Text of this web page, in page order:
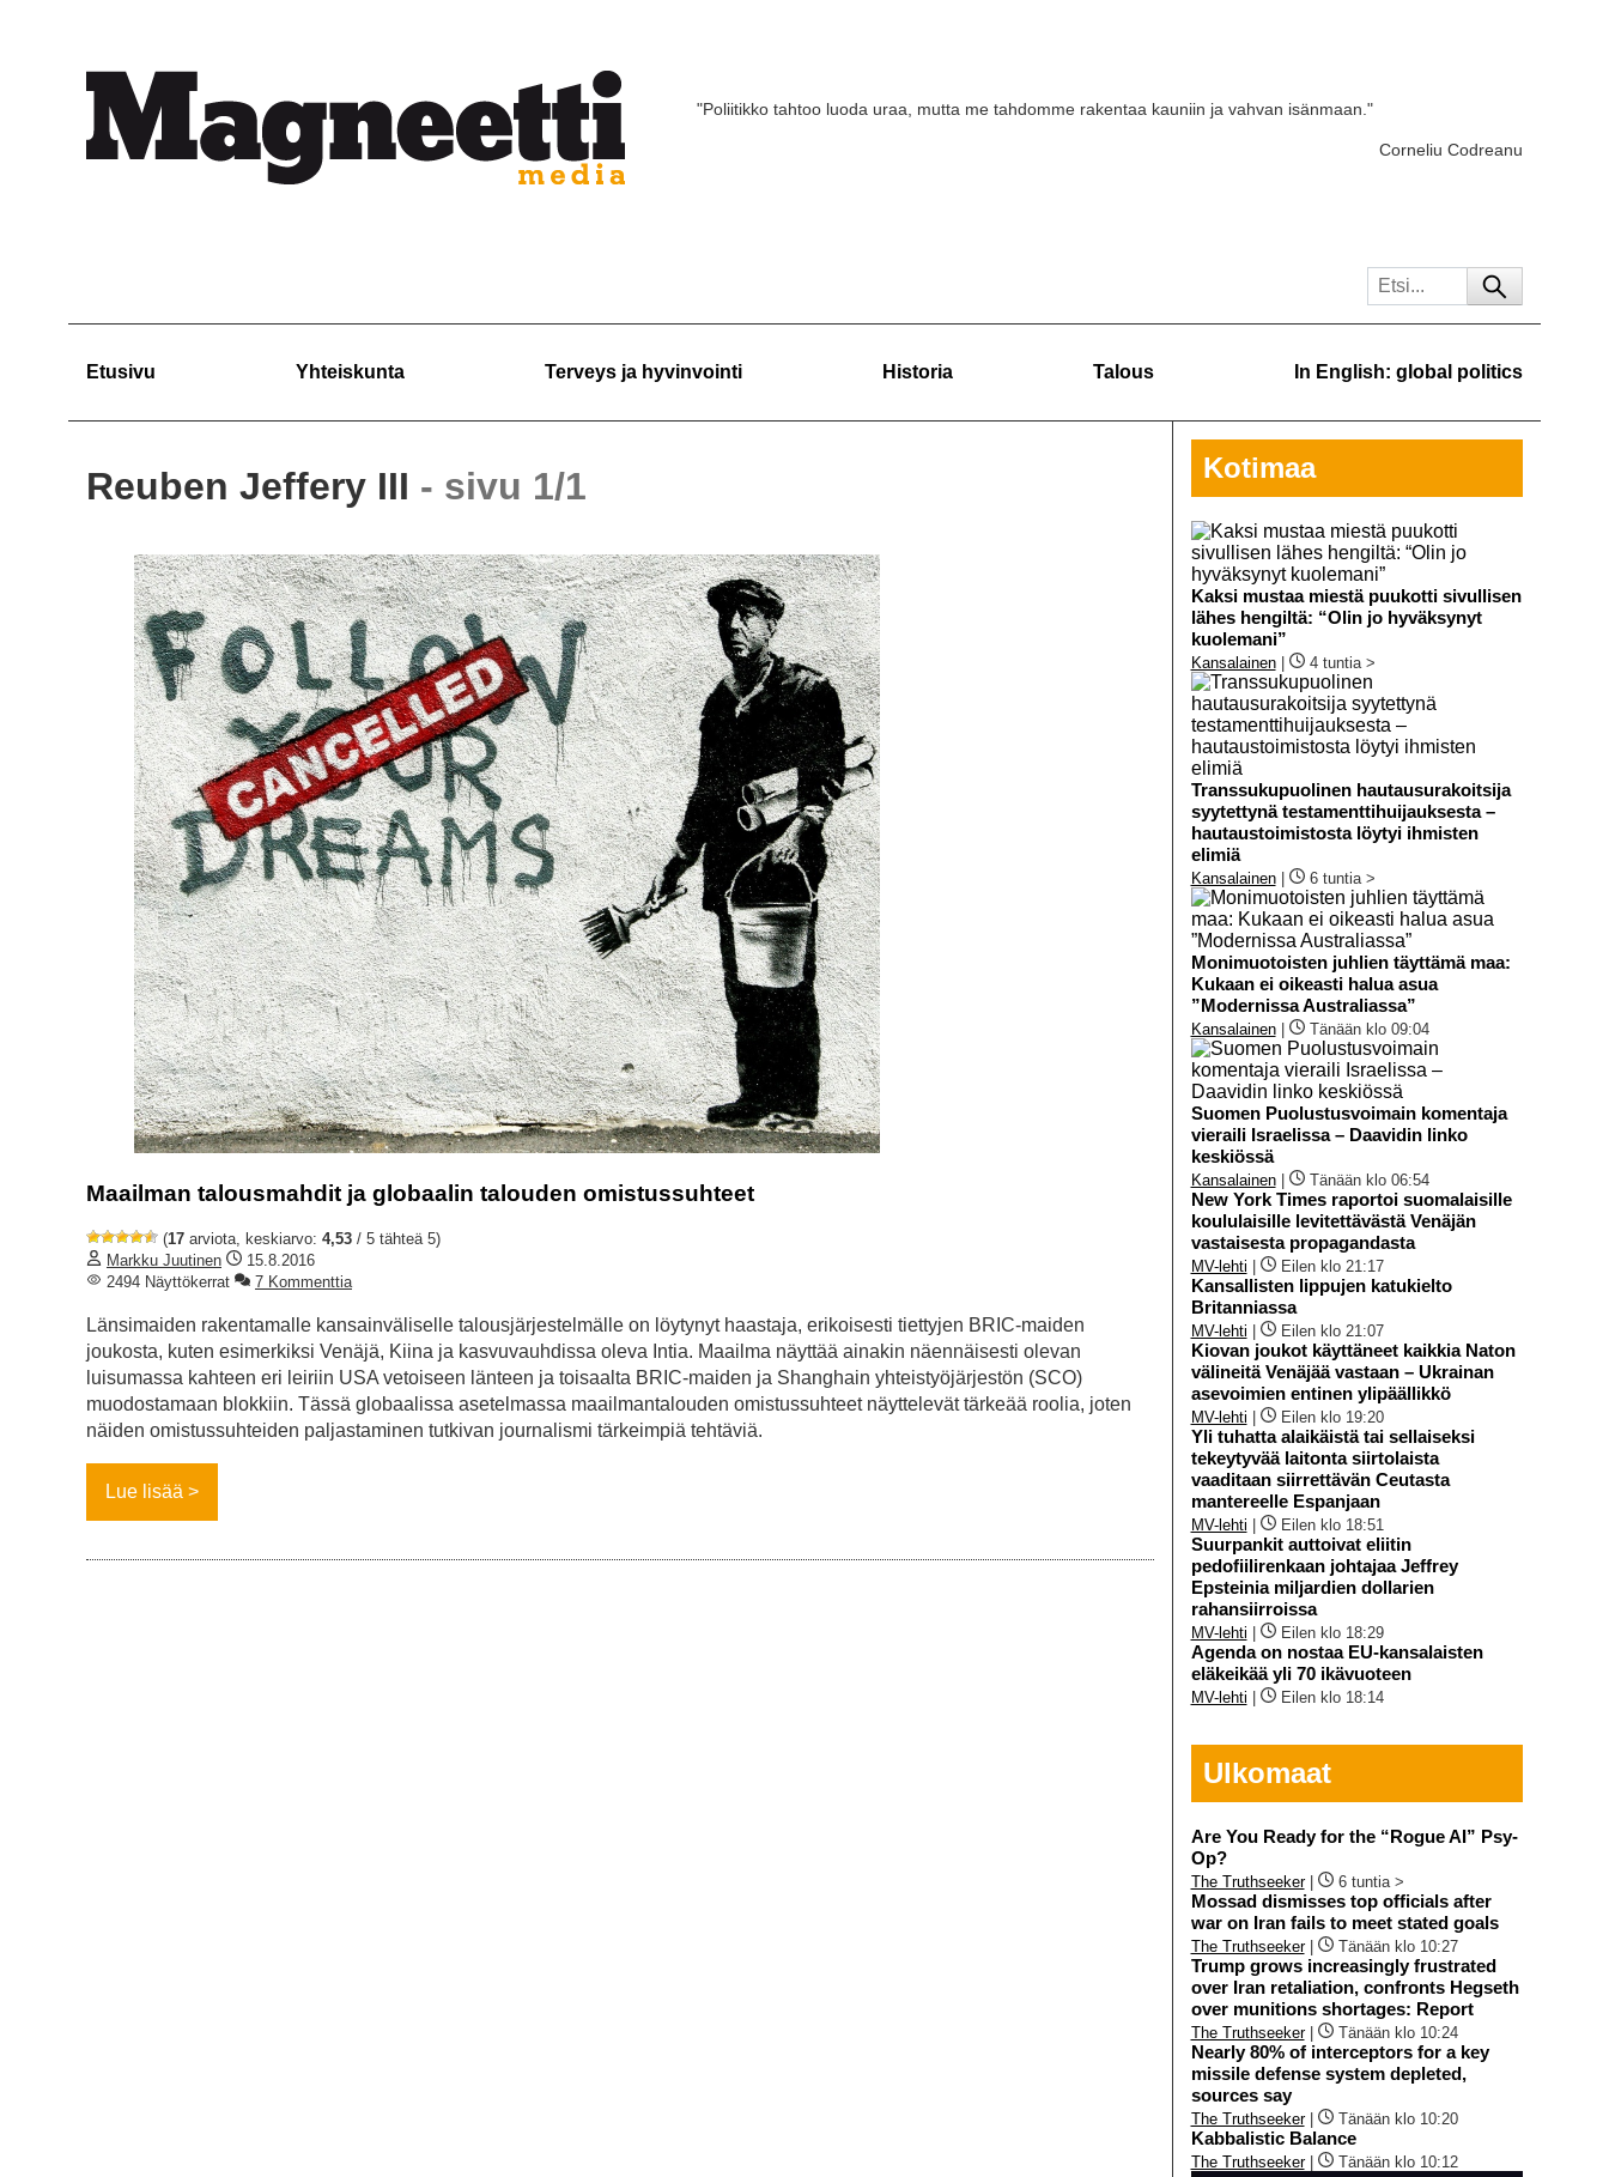
"Poliitikko tahtoo luoda uraa, mutta me tahdomme rakentaa kauniin ja vahvan isänmaan."
Corneliu Codreanu
Etusivu Yhteiskunta Terveys ja hyvinvointi Historia Talous In English: global politics
Reuben Jeffery III - sivu 1/1
Maailman talousmahdit ja globaalin talouden omistussuhteet
(17 arviota, keskiarvo: 4,53 / 5 tähteä 5)
Markku Juutinen
15.8.2016
2494 Näyttökerrat
7 Kommenttia
Länsimaiden rakentamalle kansainväliselle talousjärjestelmälle on löytynyt haastaja, erikoisesti tiettyjen BRIC-maiden
joukosta, kuten esimerkiksi Venäjä, Kiina ja kasvuvauhdissa oleva Intia. Maailma näyttää ainakin näennäisesti olevan
luisumassa kahteen eri leiriin USA vetoiseen länteen ja toisaalta BRIC-maiden ja Shanghain yhteistyöjärjestön (SCO)
muodostamaan blokkiin. Tässä globaalissa asetelmassa maailmantalouden omistussuhteet näyttelevät tärkeää roolia, joten
näiden omistussuhteiden paljastaminen tutkivan journalismi tärkeimpiä tehtäviä.
Lue lisää
Kotimaa
Kaksi mustaa miestä puukotti sivullisen
lähes hengiltä: “Olin jo hyväksynyt
kuolemani”
Kansalainen| 4 tuntia >
Transsukupuolinen hautausurakoitsija
syytettynä testamenttihuijauksesta –
hautaustoimistosta löytyi ihmisten
elimiä
Kansalainen| 6 tuntia >
Monimuotoisten juhlien täyttämä maa:
Kukaan ei oikeasti halua asua
”Modernissa Australiassa”
Kansalainen| Tänään klo 09:04
Suomen Puolustusvoimain komentaja
vieraili Israelissa – Daavidin linko
keskiössä
Kansalainen| Tänään klo 06:54
New York Times raportoi suomalaisille
koululaisille levitettävästä Venäjän
vastaisesta propagandasta
MV-lehti Eilen klo 21:17
Kansallisten lippujen katukielto
Britanniassa
MV-lehti Eilen klo 21:07
Kiovan joukot käyttäneet kaikkia Naton
välineitä Venäjää vastaan – Ukrainan
asevoimien entinen ylipäällikkö
MV-lehti Eilen klo 19:20
Yli tuhatta alaikäistä tai sellaiseksi
tekeytyvää laitonta siirtolaista
vaaditaan siirrettävän Ceutasta
mantereelle Espanjaan
MV-lehti Eilen klo 18:51
Suurpankit auttoivat eliitin
pedofiilirenkaan johtajaa Jeffrey
Epsteinia miljardien dollarien
rahansiirroissa
MV-lehti Eilen klo 18:29
Agenda on nostaa EU-kansalaisten
eläkeikää yli 70 ikävuoteen
MV-lehti Eilen klo 18:14
Ulkomaat
Are You Ready for the “Rogue AI” Psy-
Op?
The Truthseeker| 6 tuntia >
Mossad dismisses top officials after
war on Iran fails to meet stated goals
The Truthseeker| Tänään klo 10:27
Trump grows increasingly frustrated
over Iran retaliation, confronts Hegseth
over munitions shortages: Report
The Truthseeker| Tänään klo 10:24
Nearly 80% of interceptors for a key
missile defense system depleted,
sources say
The Truthseeker| Tänään klo 10:20
Kabbalistic Balance
The Truthseeker| Tänään klo 10:12